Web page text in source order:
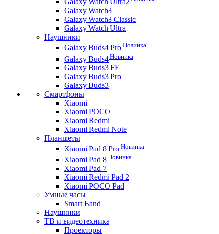
Galaxy Watch Ultra2
Galaxy Watch8
Galaxy Watch8 Classic
Galaxy Watch Ultra
Наушники
Galaxy Buds4 Pro Новинка
Galaxy Buds4 Новинка
Galaxy Buds3 FE
Galaxy Buds3 Pro
Galaxy Buds3
Смартфоны
Xiaomi
Xiaomi POCO
Xiaomi Redmi
Xiaomi Redmi Note
Планшеты
Xiaomi Pad 8 Pro Новинка
Xiaomi Pad 8 Новинка
Xiaomi Pad 7
Xiaomi Redmi Pad 2
Xiaomi POCO Pad
Умные часы
Smart Band
Наушники
ТВ и видеотехника
Проекторы